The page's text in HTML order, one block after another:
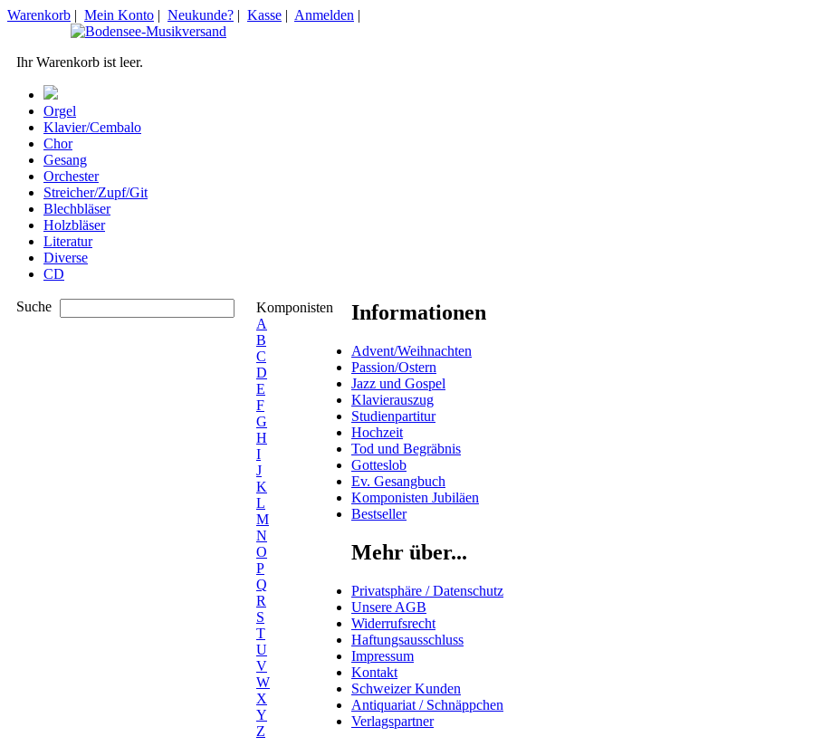
Warenkorb | Mein Konto | Neukunde? | Kasse | Anmelden |
Ihr Warenkorb ist leer.
Orgel
Klavier/Cembalo
Chor
Gesang
Orchester
Streicher/Zupf/Git
Blechbläser
Holzbläser
Literatur
Diverse
CD
Suche
Komponisten
A
B
C
D
E
F
G
H
I
J
K
L
M
N
O
P
Q
R
S
T
U
V
W
X
Y
Z
Informationen
Advent/Weihnachten
Passion/Ostern
Jazz und Gospel
Klavierauszug
Studienpartitur
Hochzeit
Tod und Begräbnis
Gotteslob
Ev. Gesangbuch
Komponisten Jubiläen
Bestseller
Mehr über...
Privatsphäre / Datenschutz
Unsere AGB
Widerrufsrecht
Haftungsausschluss
Impressum
Kontakt
Schweizer Kunden
Antiquariat / Schnäppchen
Verlagspartner